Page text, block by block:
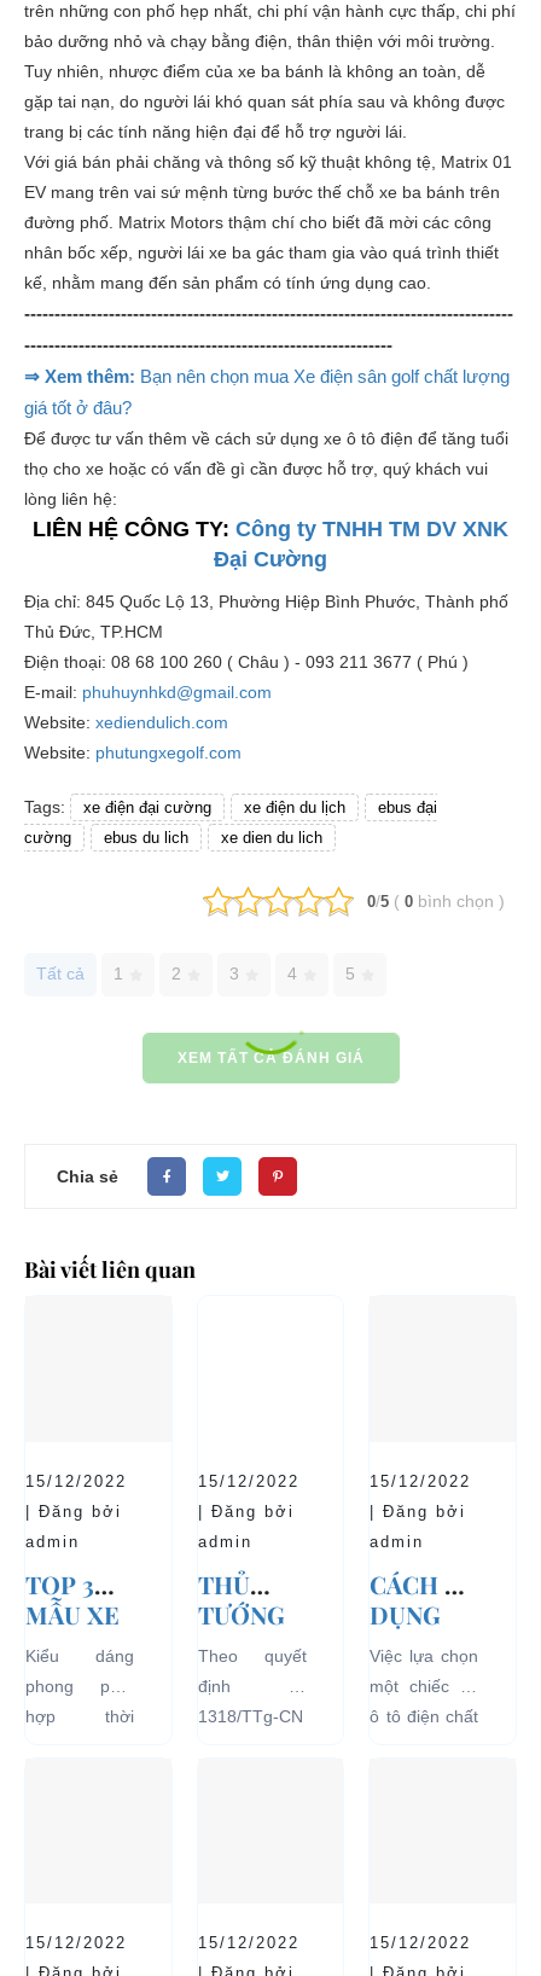
trên những con phố hẹp nhất, chi phí vận hành cực thấp, chi phí
bảo dưỡng nhỏ và chạy bằng điện, thân thiện với môi trường.
Tuy nhiên, nhược điểm của xe ba bánh là không an toàn, dễ
gặp tai nạn, do người lái khó quan sát phía sau và không được
trang bị các tính năng hiện đại để hỗ trợ người lái.
Với giá bán phải chăng và thông số kỹ thuật không tệ, Matrix 01
EV mang trên vai sứ mệnh từng bước thế chỗ xe ba bánh trên
đường phố. Matrix Motors thậm chí cho biết đã mời các công
nhân bốc xếp, người lái xe ba gác tham gia vào quá trình thiết
kế, nhằm mang đến sản phẩm có tính ứng dụng cao.
---------------------------------------------------------------------------------
-------------------------------------------------------------
⇒ Xem thêm: Bạn nên chọn mua Xe điện sân golf chất lượng
giá tốt ở đâu?
Để được tư vấn thêm về cách sử dụng xe ô tô điện để tăng tuổi
thọ cho xe hoặc có vấn đề gì cần được hỗ trợ, quý khách vui
lòng liên hệ:
LIÊN HỆ CÔNG TY: Công ty TNHH TM DV XNK
Đại Cường
Địa chỉ: 845 Quốc Lộ 13, Phường Hiệp Bình Phước, Thành phố
Thủ Đức, TP.HCM
Điện thoại: 08 68 100 260 ( Châu ) - 093 211 3677 ( Phú )
E-mail: phuhuynhkd@gmail.com
Website: xediendulich.com
Website: phutungxegolf.com
Tags: xe điện đại cường xe điện du lịch
ebus đại
cường
ebus du lich xe dien du lich
0/5 ( 0 bình chọn )
Tất cả 1 2 3 4 5
XEM TẤT CẢ ĐÁNH GIÁ
Chia sẻ
Bài viết liên quan
15/12/2022
| Đăng bởi
admin
TOP 3
MẪU XE
Ô TÔ
ĐIỆN
THỊNH
HÀNH VÀ
Kiểu dáng
phong phú,
hợp thời
15/12/2022
| Đăng bởi
admin
THỦ
TƯỚNG
CHÍNH
PHỦ
ĐỒNG Ý
TẠI CÁC
Theo quyết
định số
1318/TTg-CN
15/12/2022
| Đăng bởi
admin
CÁCH SỬ
DỤNG
XE Ô TÔ
ĐIỆN ĐỂ
TĂNG
TUỔI
Việc lựa chọn
một chiếc xe
ô tô điện chất
15/12/2022
15/12/2022
15/12/2022